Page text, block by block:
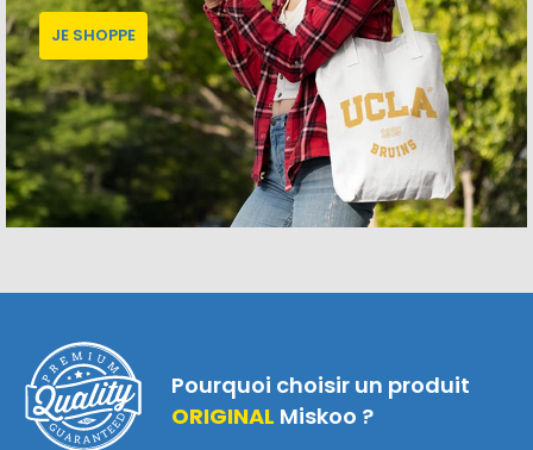
JE SHOPPE
Pourquoi choisir un produit
ORIGINAL Miskoo ?